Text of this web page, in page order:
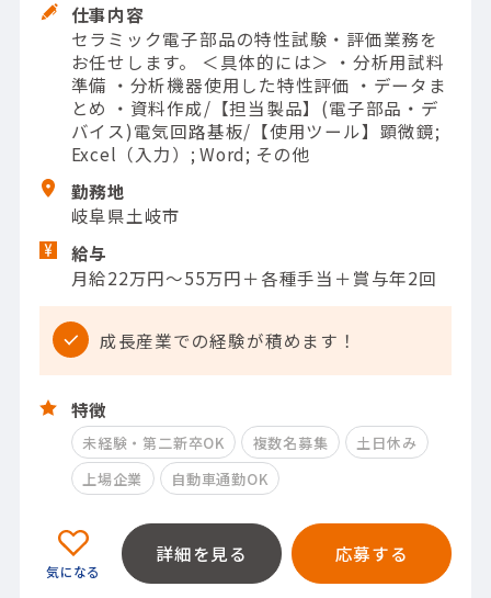
仕事内容
セラミック電子部品の特性試験・評価業務を
お任せします。 ＜具体的には＞ ・分析用試料
準備 ・分析機器使用した特性評価 ・データま
とめ ・資料作成/【担当製品】(電子部品・デ
バイス)電気回路基板/【使用ツール】顕微鏡;
Excel（入力）; Word; その他
勤務地
岐阜県土岐市
給与
月給22万円～55万円＋各種手当＋賞与年2回
成長産業での経験が積めます！
特徴
未経験・第二新卒OK 複数名募集
土日休み
上場企業
自動車通勤OK
詳細を見る 応募する